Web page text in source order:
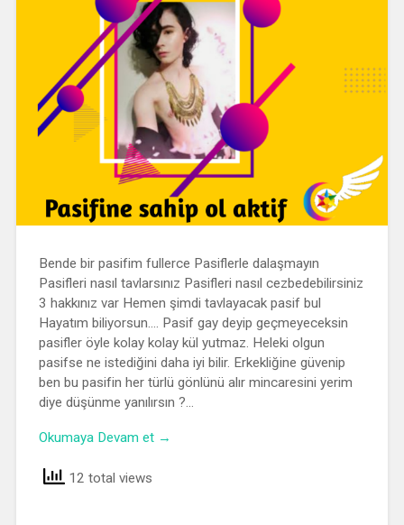
Bende bir pasifim fullerce Pasiflerle dalaşmayın
Pasifleri nasıl tavlarsınız Pasifleri nasıl cezbedebilirsiniz
3 hakkınız var Hemen şimdi tavlayacak pasif bul
Hayatım biliyorsun…. Pasif gay deyip geçmeyeceksin
pasifler öyle kolay kolay kül yutmaz. Heleki olgun
pasifse ne istediğini daha iyi bilir. Erkekliğine güvenip
ben bu pasifin her türlü gönlünü alır mincaresini yerim
diye düşünme yanılırsın ?…
Okumaya Devam et →
12 total views